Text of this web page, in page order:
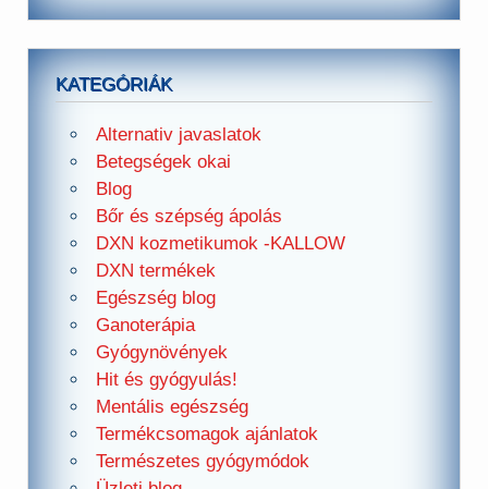
KATEGÓRIÁK
Alternativ javaslatok
Betegségek okai
Blog
Bőr és szépség ápolás
DXN kozmetikumok -KALLOW
DXN termékek
Egészség blog
Ganoterápia
Gyógynövények
Hit és gyógyulás!
Mentális egészség
Termékcsomagok ajánlatok
Természetes gyógymódok